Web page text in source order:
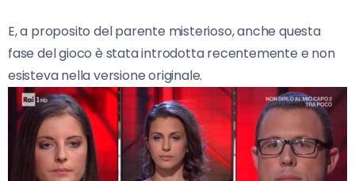
E, a proposito del parente misterioso, anche questa
fase del gioco è stata introdotta recentemente e non
esisteva nella versione originale.